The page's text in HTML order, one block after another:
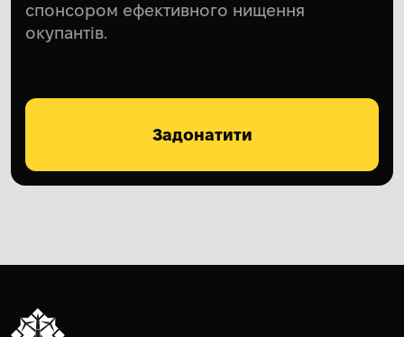
спонсором ефективного нищення
окупантів.
Задонатити